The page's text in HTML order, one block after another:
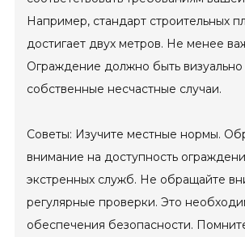
Например, стандарт строительных
достигает двух метров. Не менее
Ограждение должно быть
собственные несчастные случаи.
Советы: Изучите местные нормы.
внимание на доступность
экстренных служб. Не обращайте
регулярные проверки. Это
обеспечения безопасности.